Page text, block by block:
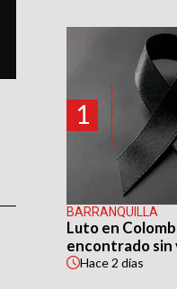
1
BARRANQUILLA
Luto en
encontrado sin
Hace2 días